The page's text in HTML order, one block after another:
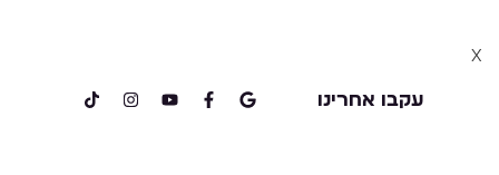
עקבו אחרינו
x